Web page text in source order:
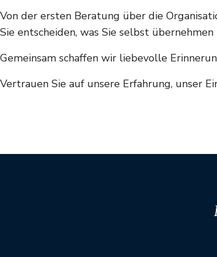
Von der ersten Beratung über die
Sie entscheiden, was Sie selbst
Gemeinsam schaffen wir liebevolle
Vertrauen Sie auf unsere Erfahrung, unser